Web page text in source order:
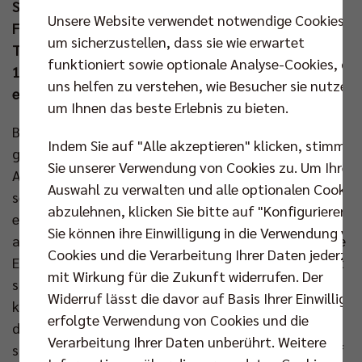
Saison. Hier begegnet man den dem diejährigen
Finalgegner aus Bayern schon direkt im Achtelfinale.
Tickets für das spannende Duell am 06. Nov um
19.00 Uhr in der Max-Schmeling-Halle sind jetzt
erhältlich:www.br-volleys.de/ticketshop
BR Volleys Zuspieler Hannes Tille spult gedanklich
gern ein halbes Jahr zurück und erinnert sich an den
Auftritt vor mehr als 10.000 Zuschauern gegen
seinen Ex-Verein vom Ammersee: „Mannheim ist
einzigartig und man saugt die Atmosphäre in sich
auf. Ich glaube, uns hat damals gegen Herrsching die
Erfahrung aus dem Vorjahr geholfen. Wir waren nicht
so nervös wie vielleicht noch 2023 gegen Düren und
konnten das Spiel sofort diktieren.“ Das Team aus
der Hauptstadt war auf den Punkt fokussiert und
siegte klar mit 3:0. „Jeder, der das Gefühl kennt, auf
Unsere Website verwendet notwendige Cookies,
um sicherzustellen, dass sie wie erwartet
funktioniert sowie optionale Analyse-Cookies, die
uns helfen zu verstehen, wie Besucher sie nutzen,
um Ihnen das beste Erlebnis zu bieten.
Indem Sie auf "Alle akzeptieren" klicken, stimmen
Sie unserer Verwendung von Cookies zu. Um Ihre
Auswahl zu verwalten und alle optionalen Cookies
abzulehnen, klicken Sie bitte auf "Konfigurieren".
Sie können ihre Einwilligung in die Verwendung
Cookies und die Verarbeitung Ihrer Daten
mit Wirkung für die Zukunft widerrufen. Der
Widerruf lässt die davor auf Basis Ihrer
erfolgte Verwendung von Cookies und die
Verarbeitung Ihrer Daten unberührt. Weitere